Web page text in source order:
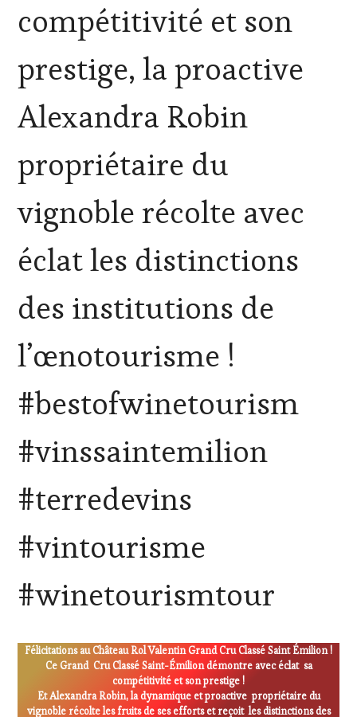
PROVENCE,
DOMAINE
ADHÉRENT,
VIN
EDITION
LES
DU
VIN
DE
LA
GASTRONOMIE
FRANÇAISE,
&
DÉGUSTATIONS,
TASTING,
MÉDIAS,
ÉCRITE,
RADIO,
WEB,
OENOTOURISME,
VIN
TOURISME
TERROIR,
RESTAURATEUR,
CUISINIER,
ŒNOLOGUE,
INTERNATIONAUX,
VIGNOBLES,
TASTING
compétitivité et son
prestige, la proactive
Alexandra Robin
propriétaire du
vignoble récolte avec
éclat les distinctions
des institutions de
l’œnotourisme !
#bestofwinetourism
#vinssaintemilion
#terredevins
#vintourisme
#winetourismtour
Félicitations au Château Rol Valentin Grand Cru Classé Saint Émilion !
Ce Grand Cru Classé Saint-Émilion démontre avec éclat sa
compétitivité et son prestige !
Et Alexandra Robin, la dynamique et proactive propriétaire du
vignoble récolte les fruits de ses efforts et reçoit les distinctions des